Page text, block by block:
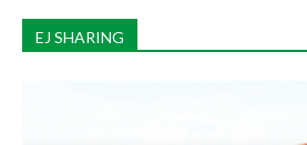
EJ SHARING